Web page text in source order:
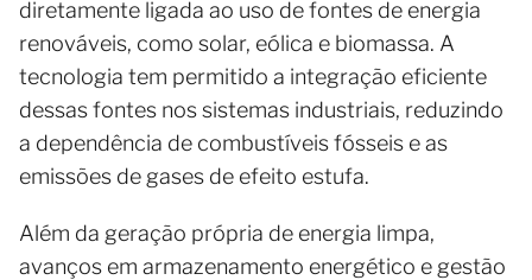
diretamente ligada ao uso de fontes de energia
renováveis, como solar, eólica e biomassa. A
tecnologia tem permitido a integração eficiente
dessas fontes nos sistemas industriais, reduzindo
a dependência de combustíveis fósseis e as
emissões de gases de efeito estufa.
Além da geração própria de energia limpa,
avanços em armazenamento energético e gestão